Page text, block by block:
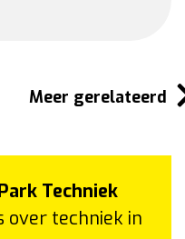
Meer gerelateerd
Techniek
over techniek in